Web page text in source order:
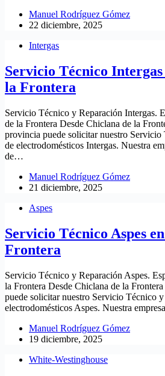
Manuel Rodríguez Gómez
22 diciembre, 2025
Intergas
Servicio Técnico
la Frontera
Servicio Técnico y Reparación Intergas.
de la Frontera Desde Chiclana de la
provincia puede solicitar nuestro Servicio
de electrodomésticos Intergas. Nuestra
de…
Manuel Rodríguez Gómez
21 diciembre, 2025
Aspes
Servicio Técnico Aspes
Frontera
Servicio Técnico y Reparación Aspes.
la Frontera Desde Chiclana de la
puede solicitar nuestro Servicio Técnico
electrodomésticos Aspes. Nuestra
Manuel Rodríguez Gómez
19 diciembre, 2025
White-Westinghouse